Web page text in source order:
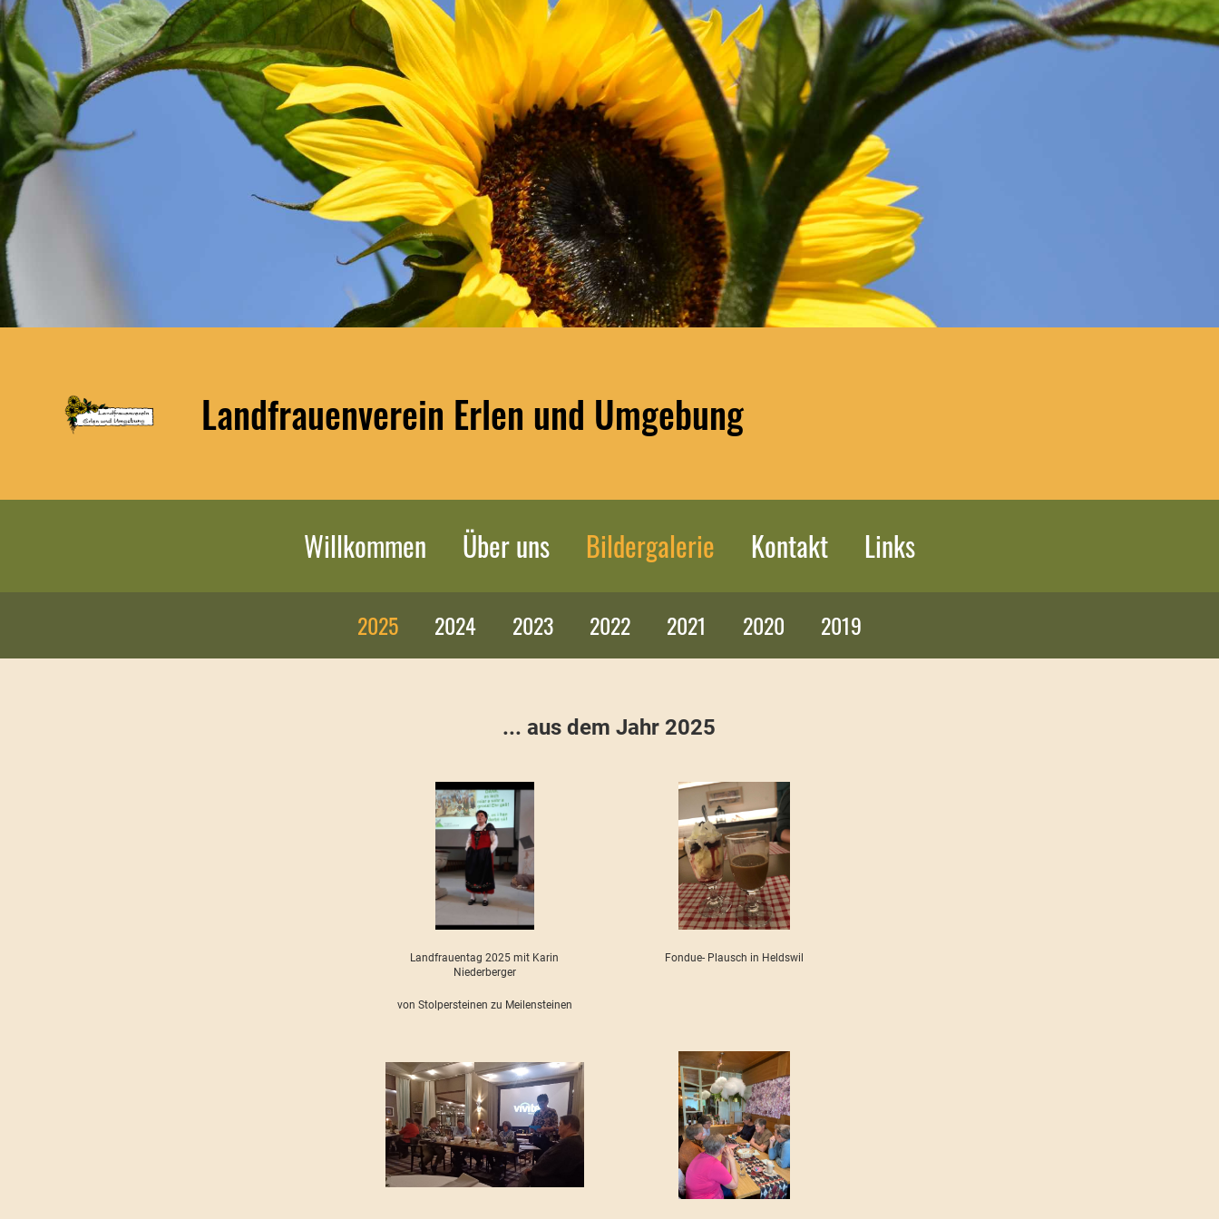
Landfrauenverein Erlen und Umgebung
Willkommen Über uns Bildergalerie Kontakt Links
2025 2024 2023 2022 2021 2020 2019
... aus dem Jahr 2025
Landfrauentag 2025 mit Karin
Niederberger
von Stolpersteinen zu Meilensteinen
Fondue- Plausch in Heldswil